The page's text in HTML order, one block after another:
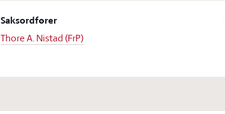
Saksordfører
Thore A. Nistad (FrP)